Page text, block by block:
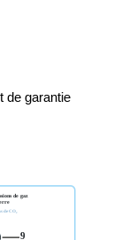
de garantie